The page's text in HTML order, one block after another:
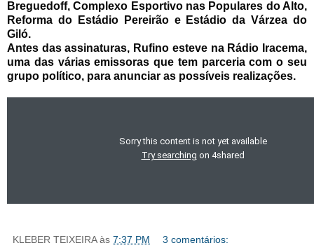
Breguedoff, Complexo Esportivo nas Populares do Alto,
Reforma do Estádio Pereirão e Estádio da Várzea do
Giló.
Antes das assinaturas, Rufino esteve na Rádio Iracema,
uma das várias emissoras que tem parceria com o seu
grupo político, para anunciar as possíveis realizações.
KLEBER TEIXEIRA às 7:37 PM 3 comentários: